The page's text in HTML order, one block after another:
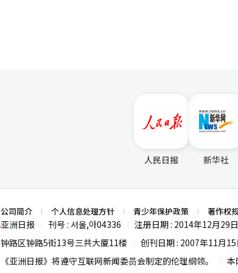
人民日报 新华社
公司简介 个人信息处理方针 青少年保护政策 著作权
亚洲日报 刊号 : 서울,아04336 注册日期 : 2014年12月29日
钟路区钟路5街13号三共大厦11楼
创刊日期 : 2007年11月15
《亚洲日报》将遵守互联网新闻委员会制定的伦理纲领。
本